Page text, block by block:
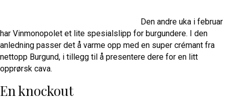
Den andre uka i februar
har Vinmonopolet et lite spesialslipp for burgundere. I den
anledning passer det å varme opp med en super crémant fra
nettopp Burgund, i tillegg til å presentere dere for en litt
opprørsk cava.
En knockout